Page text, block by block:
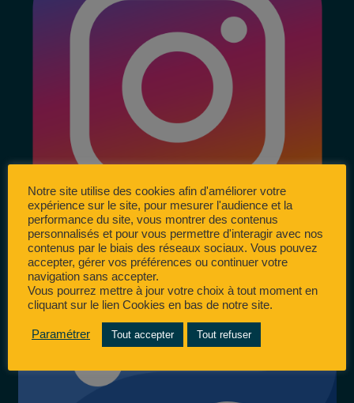
Notre site utilise des cookies afin d'améliorer votre
expérience sur le site, pour mesurer l'audience et la
performance du site, vous montrer des contenus
personnalisés et pour vous permettre d'interagir avec nos
contenus par le biais des réseaux sociaux. Vous pouvez
accepter, gérer vos préférences ou continuer votre
navigation sans accepter.
Vous pourrez mettre à jour votre choix à tout moment en
cliquant sur le lien Cookies en bas de notre site.
Paramétrer Tout accepter Tout refuser